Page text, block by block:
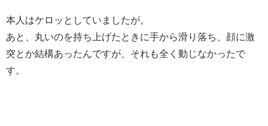
本人はケロッとしていましたが。
あと、丸いのを持ち上げたときに手から滑り落ち、顔に激
突とか結構あったんですが、それも全く動じなかったで
す。